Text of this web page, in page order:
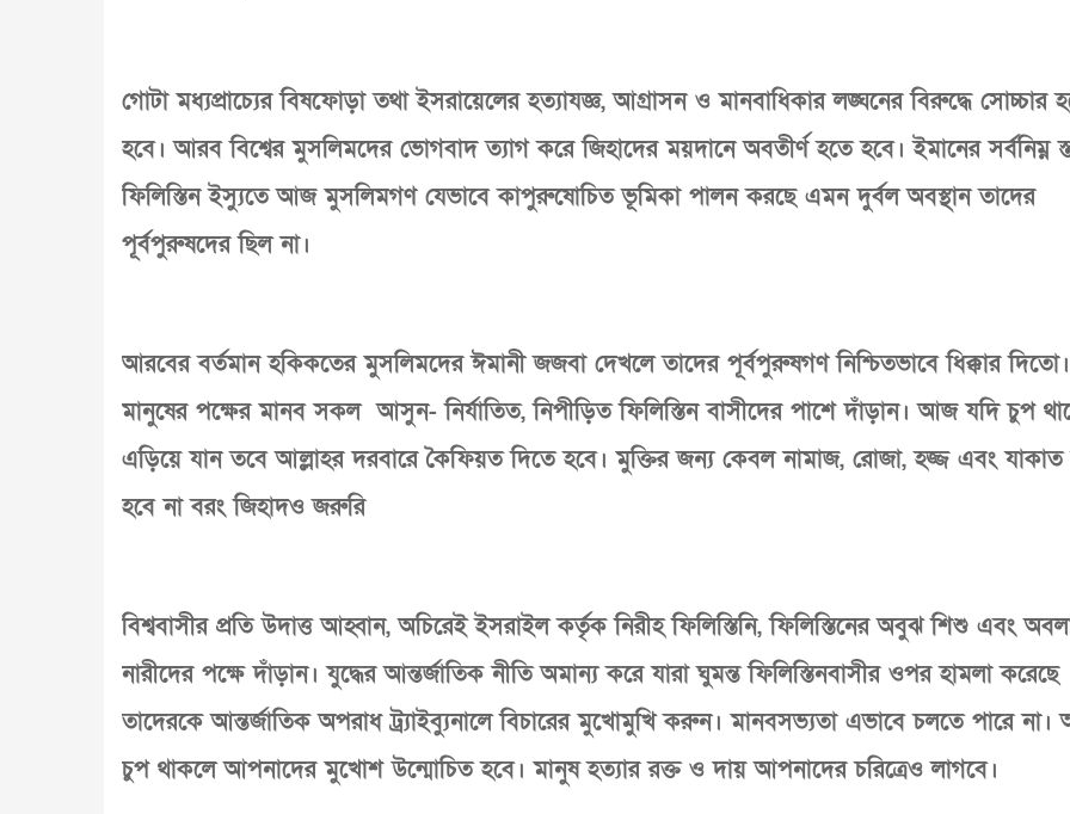
গোটা মধ্যপ্রাচ্যের বিষফোড়া তথা ইসরায়েলের হত্যাযজ্ঞ, আগ্রাসন ও মানবাধিকার লঙ্ঘনের বিরুদ্ধে সোচ্চার
হবে। আরব বিশ্বের মুসলিমদের ভোগবাদ ত্যাগ করে জিহাদের ময়দানে অবতীর্ণ হতে হবে। ইমানের সর্বনিম্ন
ফিলিস্তিন ইস্যুতে আজ মুসলিমগণ যেভাবে কাপুরুষোচিত ভূমিকা পালন করছে এমন দুর্বল অবস্থান তাদের
পূর্বপুরুষদের ছিল না।
আরবের বর্তমান হকিকতের মুসলিমদের ঈমানী জজবা দেখলে তাদের পূর্বপুরুষগণ নিশ্চিতভাবে ধিক্কার দিতো।
মানুষের পক্ষের মানব সকল আসুন- নির্যাতিত, নিপীড়িত ফিলিস্তিন বাসীদের পাশে দাঁড়ান। আজ যদি চুপ
এড়িয়ে যান তবে আল্লাহর দরবারে কৈফিয়ত দিতে হবে। মুক্তির জন্য কেবল নামাজ, রোজা, হজ্জ এবং যাকাত
হবে না বরং জিহাদও জরুরি
বিশ্ববাসীর প্রতি উদাত্ত আহ্বান, অচিরেই ইসরাইল কর্তৃক নিরীহ ফিলিস্তিনি, ফিলিস্তিনের অবুঝ শিশু এবং
নারীদের পক্ষে দাঁড়ান। যুদ্ধের আন্তর্জাতিক নীতি অমান্য করে যারা ঘুমন্ত ফিলিস্তিনবাসীর ওপর হামলা করেছে
তাদেরকে আন্তর্জাতিক অপরাধ ট্র্যাইব্যুনালে বিচারের মুখোমুখি করুন। মানবসভ্যতা এভাবে চলতে পারে না।
চুপ থাকলে আপনাদের মুখোশ উন্মোচিত হবে। মানুষ হত্যার রক্ত ও দায় আপনাদের চরিত্রেও লাগবে।